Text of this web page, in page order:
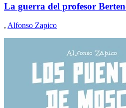
La guerra del profesor
, Alfonso Zapico